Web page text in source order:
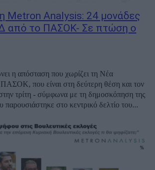
Metron Analysis: 24 μονάδες
από το ΠΑΣΟΚ- Σε πτώση ο
η απόσταση που χωρίζει τη Νέα
που είναι στη δεύτερη θέση και τον
τρίτη - σύμφωνα με τη δημοσκόπηση της
στο κεντρικό δελτίο του...